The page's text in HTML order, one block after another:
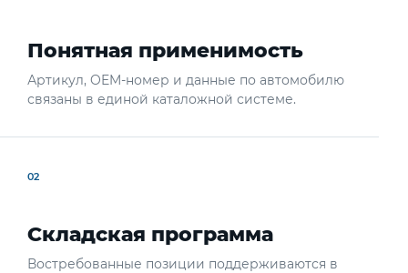
Понятная применимость
Артикул, OEM-номер и данные по автомобилю
связаны в единой каталожной системе.
02
Складская программа
Востребованные позиции поддерживаются в